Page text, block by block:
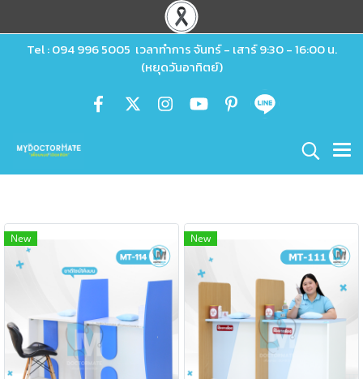
Tel : 094 996 5005 เวลาทำการ จันทร์ - เสาร์ 9:30 - 16:00 น.
(หยุดวันอาทิตย์)
New New